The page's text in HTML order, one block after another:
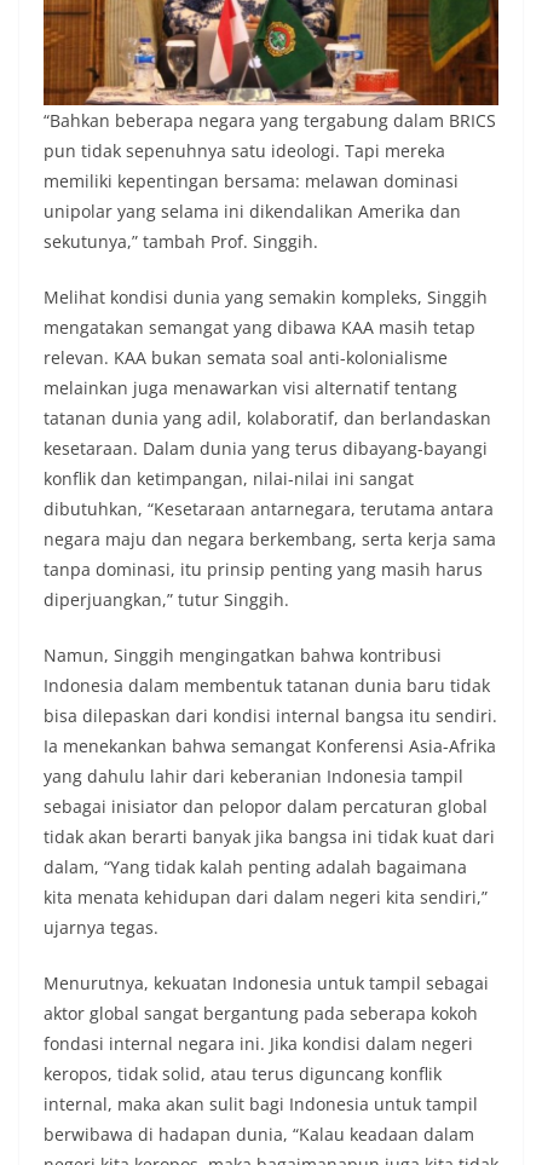
“Bahkan beberapa negara yang tergabung dalam BRICS
pun tidak sepenuhnya satu ideologi. Tapi mereka
memiliki kepentingan bersama: melawan dominasi
unipolar yang selama ini dikendalikan Amerika dan
sekutunya,” tambah Prof. Singgih.
Melihat kondisi dunia yang semakin kompleks, Singgih
mengatakan semangat yang dibawa KAA masih tetap
relevan. KAA bukan semata soal anti-kolonialisme
melainkan juga menawarkan visi alternatif tentang
tatanan dunia yang adil, kolaboratif, dan berlandaskan
kesetaraan. Dalam dunia yang terus dibayang-bayangi
konflik dan ketimpangan, nilai-nilai ini sangat
dibutuhkan, “Kesetaraan antarnegara, terutama antara
negara maju dan negara berkembang, serta kerja sama
tanpa dominasi, itu prinsip penting yang masih harus
diperjuangkan,” tutur Singgih.
Namun, Singgih mengingatkan bahwa kontribusi
Indonesia dalam membentuk tatanan dunia baru tidak
bisa dilepaskan dari kondisi internal bangsa itu sendiri.
Ia menekankan bahwa semangat Konferensi Asia-Afrika
yang dahulu lahir dari keberanian Indonesia tampil
sebagai inisiator dan pelopor dalam percaturan global
tidak akan berarti banyak jika bangsa ini tidak kuat dari
dalam, “Yang tidak kalah penting adalah bagaimana
kita menata kehidupan dari dalam negeri kita sendiri,”
ujarnya tegas.
Menurutnya, kekuatan Indonesia untuk tampil sebagai
aktor global sangat bergantung pada seberapa kokoh
fondasi internal negara ini. Jika kondisi dalam negeri
keropos, tidak solid, atau terus diguncang konflik
internal, maka akan sulit bagi Indonesia untuk tampil
berwibawa di hadapan dunia, “Kalau keadaan dalam